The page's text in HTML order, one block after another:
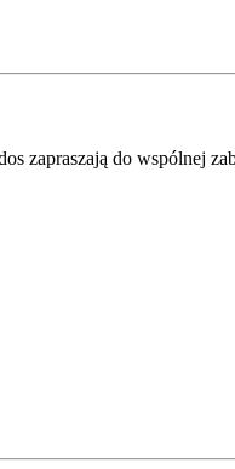
zapraszają do wspólnej